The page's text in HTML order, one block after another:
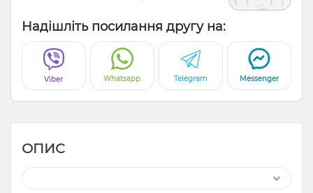
Надішліть посилання другу на:
Viber Whatsapp Telegram Messenger
ОПИС